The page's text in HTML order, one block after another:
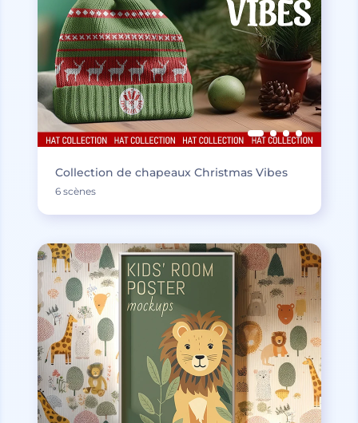
Collection de chapeaux Christmas Vibes
6 scènes